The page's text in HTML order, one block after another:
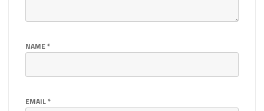
NAME*
EMAIL*